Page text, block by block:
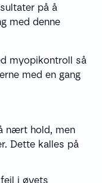
på å
med denne
myopikontroll så
med en gang
nært hold, men
Dette kalles på
i øyets